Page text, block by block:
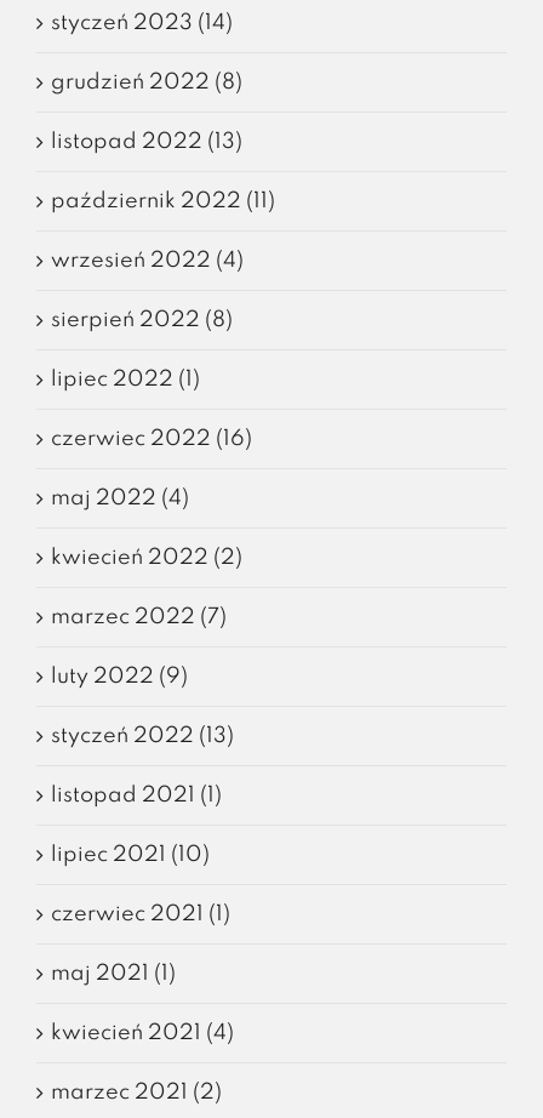
styczeń 2023 (14)
grudzień 2022 (8)
listopad 2022 (13)
październik 2022 (11)
wrzesień 2022 (4)
sierpień 2022 (8)
lipiec 2022 (1)
czerwiec 2022 (16)
maj 2022 (4)
kwiecień 2022 (2)
marzec 2022 (7)
luty 2022 (9)
styczeń 2022 (13)
listopad 2021 (1)
lipiec 2021 (10)
czerwiec 2021 (1)
maj 2021 (1)
kwiecień 2021 (4)
marzec 2021 (2)